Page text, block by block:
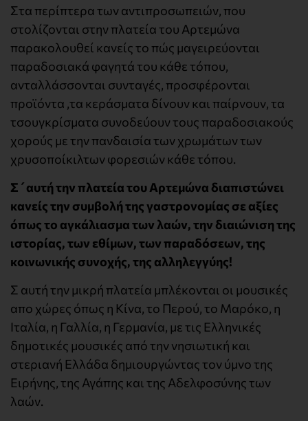
Στα περίπτερα των αντιπροσωπειών, που
στολίζονται στην πλατεία του Αρτεμώνα
παρακολουθεί κανείς το πώς μαγειρεύονται
παραδοσιακά φαγητά του κάθε τόπου,
ανταλλάσσονται συνταγές, προσφέρονται
προϊόντα ,τα κεράσματα δίνουν και παίρνουν, τα
τσουγκρίσματα συνοδεύουν τους παραδοσιακούς
χορούς με την πανδαισία των χρωμάτων των
χρυσοποίκιλτων φορεσιών κάθε τόπου.
Σ´αυτή την πλατεία του Αρτεμώνα διαπιστώνει
κανείς την συμβολή της γαστρονομίας σε αξίες
όπως το αγκάλιασμα των λαών, την διαιώνιση της
ιστορίας, των εθίμων, των παραδόσεων, της
κοινωνικής συνοχής, της αλληλεγγύης!
Σ αυτή την μικρή πλατεία μπλέκονται οι μουσικές
απο χώρες όπως η Κίνα, το Περού, το Μαρόκο, η
Ιταλία, η Γαλλία, η Γερμανία, με τις Ελληνικές
δημοτικές μουσικές από την νησιωτική και
στεριανή Ελλάδα δημιουργώντας τον ύμνο της
Ειρήνης, της Αγάπης και της Αδελφοσύνης των
λαών.